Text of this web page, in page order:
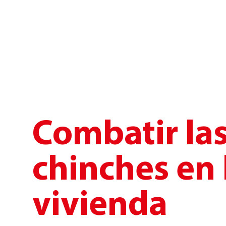
Combatir
chinches en
vivienda